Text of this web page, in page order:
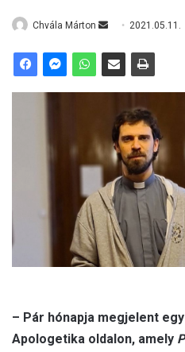
Chvála Márton
n
e
m
a
i
l
2021.05.11.
– Pár hónapja megjelent egy
Apologetika oldalon, amely